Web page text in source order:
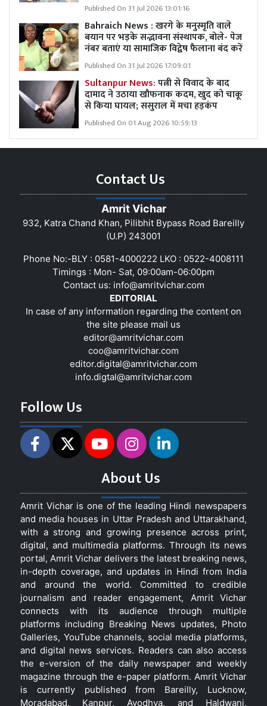
Published On 31 Jul 2026 13:01:16
Bahraich News : खरगे के मनुस्मृति वाले
बयान पर भड़के सद्भावना संस्थापक, बोले- पेज
नंबर बताएं या सामाजिक विद्वेष फैलाना बंद करें
Published On 31 Jul 2026 17:09:01
Sultanpur News:पत्नी से विवाद के बाद
दामाद ने उठाया खौफनाक कदम, खुद को चाकू
से किया घायल; ससुराल में मचा हड़कंप
Published On 01 Aug 2026 10:59:13
Contact Us
Amrit Vichar
932, Katra Chand Khan, Pilibhit Bypass Road Bareilly
(U.P) 243001
Phone No:-BLY : 0581-4000222 LKO : 0522-4008111
Timings : Mon- Sat, 09:00am-06:00pm
Contact us: info@amritvichar.com
EDITORIAL
In case of any information regarding the content on
the site please mail us
editor@amritvichar.com
coo@amritvichar.com
editor.digital@amritvichar.com
info.digtal@amritvichar.com
Follow Us
About Us
Amrit Vichar is one of the leading Hindi newspapers
and media houses in Uttar Pradesh and Uttarakhand,
with a strong and growing presence across print,
digital, and multimedia platforms. Through its news
portal, Amrit Vichar delivers the latest breaking news,
in-depth coverage, and updates in Hindi from India
and around the world. Committed to credible
journalism and reader engagement, Amrit Vichar
connects with its audience through multiple
platforms including Breaking News updates, Photo
Galleries, YouTube channels, social media platforms,
and digital news services. Readers can also access
the e-version of the daily newspaper and weekly
magazine through the e-paper platform. Amrit Vichar
is currently published from Bareilly, Lucknow,
Moradabad, Kanpur, Ayodhya, and Haldwani,